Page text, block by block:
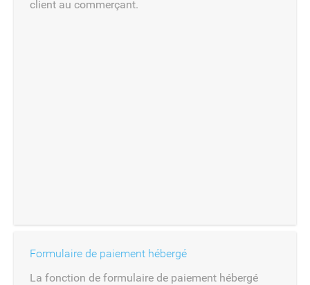
client au commerçant.
Formulaire de paiement hébergé
La fonction de formulaire de paiement hébergé